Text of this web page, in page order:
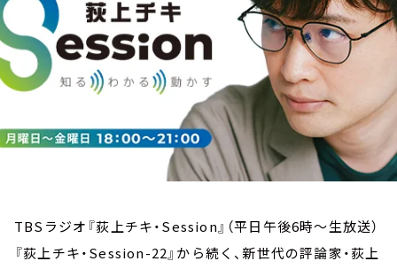
TBSラジオ『荻上チキ・Session』（平日午後6時～生放送）
『荻上チキ・Session-22』から続く、新世代の評論家・荻上